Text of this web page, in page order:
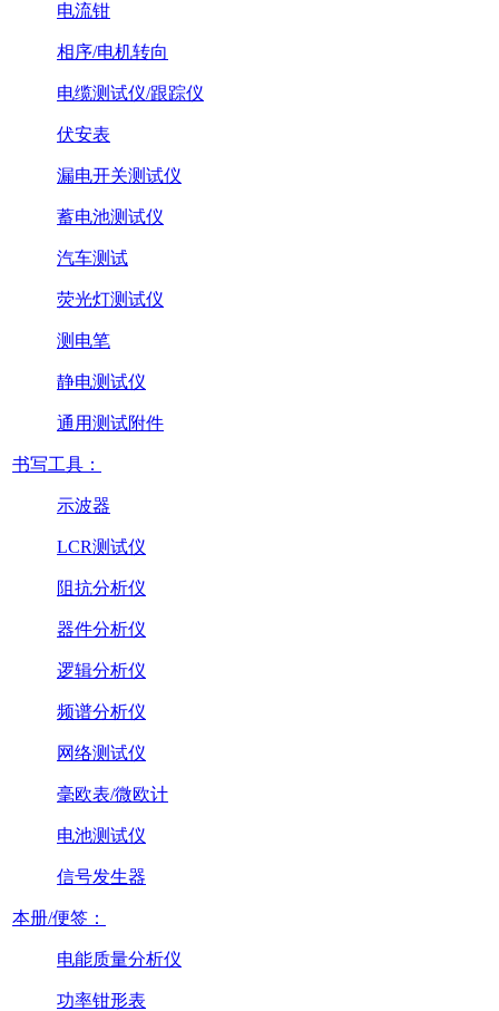
电流钳
相序/电机转向
电缆测试仪/跟踪仪
伏安表
漏电开关测试仪
蓄电池测试仪
汽车测试
荧光灯测试仪
测电笔
静电测试仪
通用测试附件
书写工具：
示波器
LCR测试仪
阻抗分析仪
器件分析仪
逻辑分析仪
频谱分析仪
网络测试仪
毫欧表/微欧计
电池测试仪
信号发生器
本册/便签：
电能质量分析仪
功率钳形表